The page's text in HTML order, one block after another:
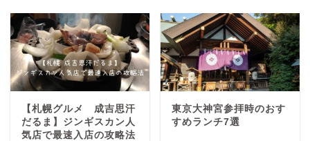
【札幌グルメ 成吉思汗
だるま】ジンギスカン人
気店で最速入店の攻略法
東京大神宮参拝時のおす
すめランチ7選